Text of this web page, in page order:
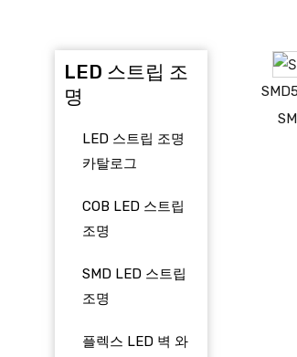
LED 스트립 조
명
LED 스트립 조명
카탈로그
COB LED 스트립
조명
SMD LED 스트립
조명
플렉스 LED 벽 와